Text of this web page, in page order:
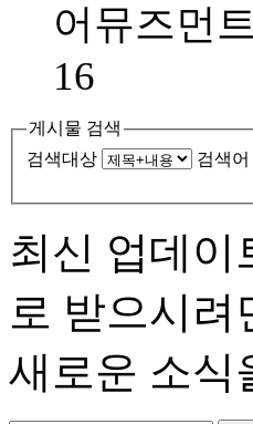
어뮤즈먼
16
게시물 검색
검색대상
검색어
최신 업데이
로 받으시려
새로운 소식